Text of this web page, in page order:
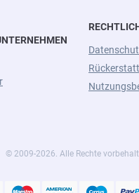
© 2009-2026. Alle Rechte